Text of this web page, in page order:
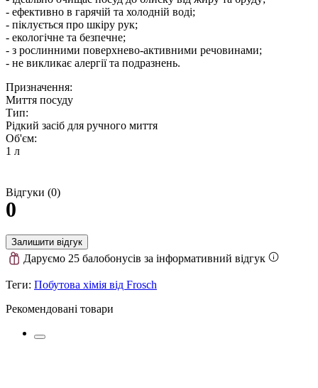
- ефективно в гарячій та холодній воді;
- піклується про шкіру рук;
- екологічне та безпечне;
- з рослинними поверхнево-активними речовинами;
- не викликає алергії та подразнень.
Призначення:
Миття посуду
Тип:
Рідкий засіб для ручного миття
Об'єм:
1 л
Відгуки (0)
0
Залишити відгук
Даруємо 25 балобонусів за інформативний відгук
Теги: Побутова хімія від Frosch
Рекомендовані товари